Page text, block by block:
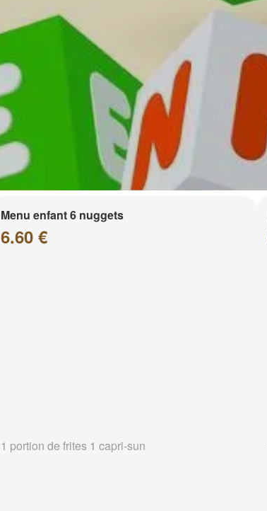
Menu enfant 6 nuggets
6.60 €
1 portion de frites 1 capri-sun